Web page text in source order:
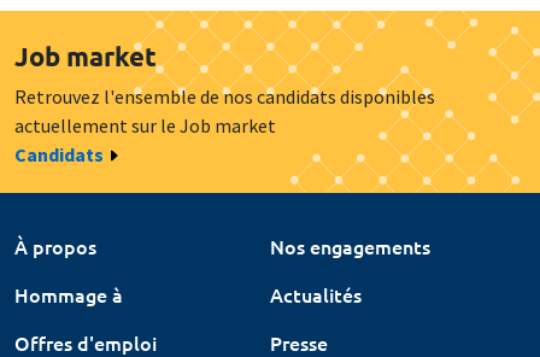
Job market
Retrouvez l'ensemble de nos candidats disponibles
actuellement sur le Job market
Candidats
À propos
Nos engagements
Hommage à
Actualités
Offres d'emploi
Presse